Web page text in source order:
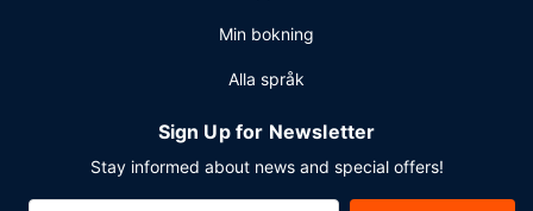
Min bokning
Alla språk
Sign Up for Newsletter
Stay informed about news and special offers!